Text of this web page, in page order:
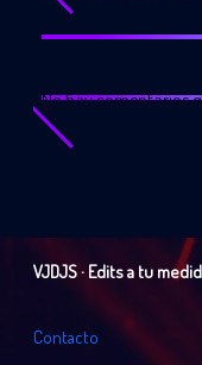
No hay comentarios
VJDJS · Edits a tu
Contacto